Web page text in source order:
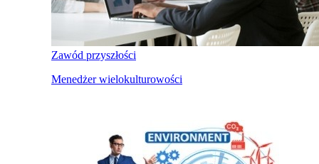
Zawód przyszłości
Menedżer wielokulturowości